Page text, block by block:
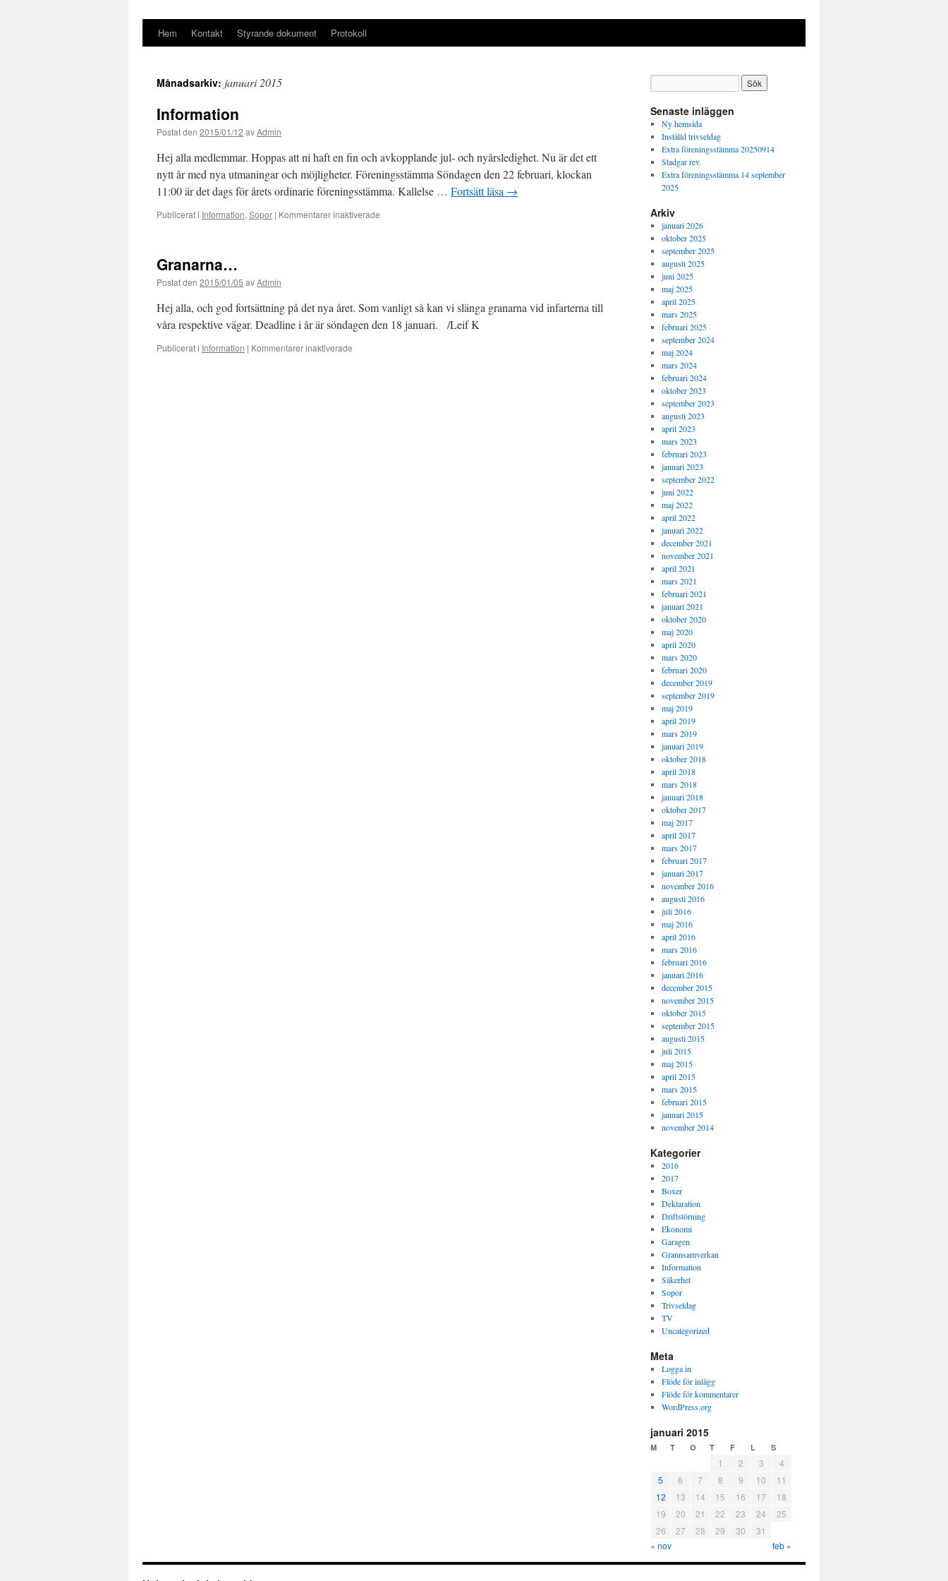
Hoppa
innehåll
Hem Kontakt Styrande dokument Protokoll
Månadsarkiv: januari 2015
Information
Postat den 2015/01/12 avAdmin
Hej alla medlemmar. Hoppas att ni haft en fin och avkopplande jul- och nyårsledighet. Nu är det ett
nytt år med nya utmaningar och möjligheter. Föreningsstämma Söndagen den 22 februari, klockan
11:00 är det dags för årets ordinarie föreningsstämma. Kallelse … Fortsätt läsa →
Publicerat i Information, Sopor | Kommentarer inaktiverade
Granarna…
Postat den 2015/01/05 avAdmin
Hej alla, och god fortsättning på det nya året. Som vanligt så kan vi slänga granarna vid infarterna till
våra respektive vägar. Deadline i år är söndagen den 18 januari. /Leif K
Publicerat i Information | Kommentarer inaktiverade
Senaste inläggen
Ny hemsida
Inställd trivseldag
Extra föreningsstämma 20250914
Stadgar rev.
Extra föreningsstämma 14 september
2025
Arkiv
januari 2026
oktober 2025
september 2025
augusti 2025
juni 2025
maj 2025
april 2025
mars 2025
februari 2025
september 2024
maj 2024
mars 2024
februari 2024
oktober 2023
september 2023
augusti 2023
april 2023
mars 2023
februari 2023
januari 2023
september 2022
juni 2022
maj 2022
april 2022
januari 2022
december 2021
november 2021
april 2021
mars 2021
februari 2021
januari 2021
oktober 2020
maj 2020
april 2020
mars 2020
februari 2020
december 2019
september 2019
maj 2019
april 2019
mars 2019
januari 2019
oktober 2018
april 2018
mars 2018
januari 2018
oktober 2017
maj 2017
april 2017
mars 2017
februari 2017
januari 2017
november 2016
augusti 2016
juli 2016
maj 2016
april 2016
mars 2016
februari 2016
januari 2016
december 2015
november 2015
oktober 2015
september 2015
augusti 2015
juli 2015
maj 2015
april 2015
mars 2015
februari 2015
januari 2015
november 2014
Kategorier
2016
2017
Boxer
Deklaration
Driftstörning
Ekonomi
Garagen
Grannsamverkan
Information
Säkerhet
Sopor
Trivseldag
TV
Uncategorized
Meta
Logga in
Flöde för inlägg
Flöde för kommentarer
WordPress.org
januari 2015
M T O T F L S
1 2 3
4
5
6 7 8 9 10
11
12
13 14 15 16 17
18
19
20 21 22 23 24
25
26
27 28 29 30
31
« nov
feb »